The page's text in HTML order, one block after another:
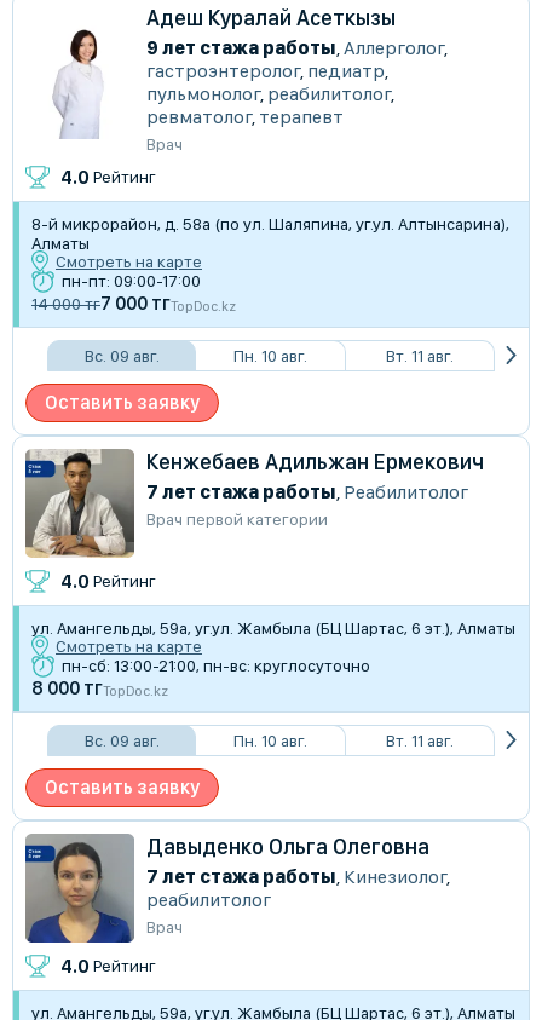
Адеш Куралай Асеткызы
9 лет стажа работы Аллерголог,
гастроэнтеролог, педиатр
пульмонолог, реабилитолог,
ревматолог, терапевт
Врач
4.0 Рейтинг
8-й микрорайон, д. 58а (по ул. Шаляпина, уг.ул. Алтынсарина),
Алматы
Смотреть на карте
пн-пт: 09:00-17:00
14 000 тг7 000 тгTopDoc.kz
Вс. 09 авг. Пн. 10 авг. Вт. 11 авг.
Оставить заявку
Кенжебаев Адильжан Ермекович
7 лет стажа работы Реабилитолог
Врач первой категории
4.0 Рейтинг
​ул. Амангельды, 59а, уг.ул. Жамбыла (БЦ Шартас, 6 эт.), Алматы
Смотреть на карте
пн-сб: 13:00-21:00, пн-вс: круглосуточно
8 000 тгTopDoc.kz
Вс. 09 авг. Пн. 10 авг. Вт. 11 авг.
Оставить заявку
Давыденко Ольга Олеговна
7 лет стажа работы Кинезиолог,
реабилитолог
Врач
4.0 Рейтинг
​ул. Амангельды, 59а, уг.ул. Жамбыла (БЦ Шартас, 6 эт.), Алматы